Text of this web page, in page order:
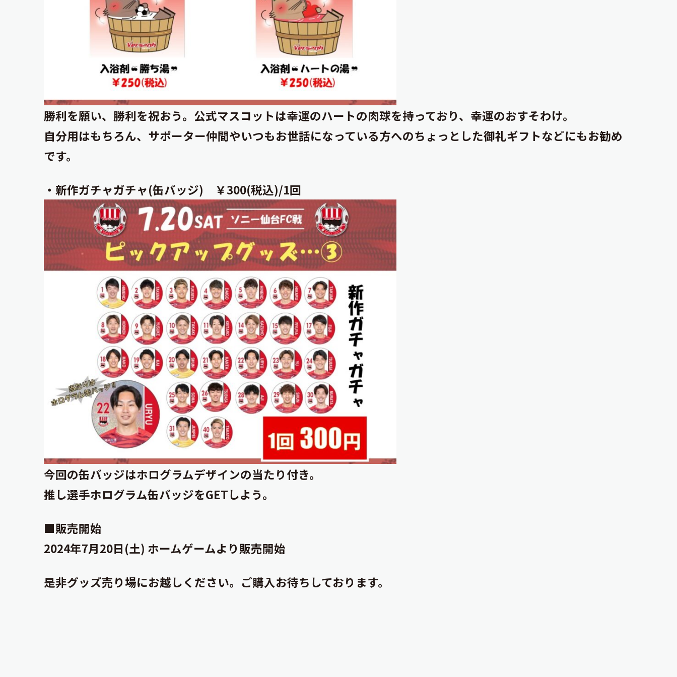
勝利を願い、勝利を祝おう。公式マスコットは幸運のハートの肉球を持っており、幸運のおすそわけ。
自分用はもちろん、サポーター仲間やいつもお世話になっている方へのちょっとした御礼ギフトなどにもお勧め
です。
・新作ガチャガチャ(缶バッジ) ￥300(税込)/1回
今回の缶バッジはホログラムデザインの当たり付き。
推し選手ホログラム缶バッジをGETしよう。
■販売開始
2024年7月20日(土) ホームゲームより販売開始
是非グッズ売り場にお越しください。ご購入お待ちしております。